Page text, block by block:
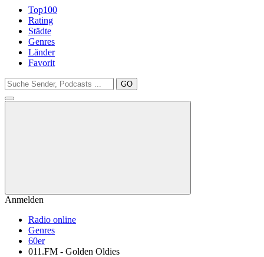
Top100
Rating
Städte
Genres
Länder
Favorit
GO
Anmelden
Radio online
Genres
60er
011.FM - Golden Oldies